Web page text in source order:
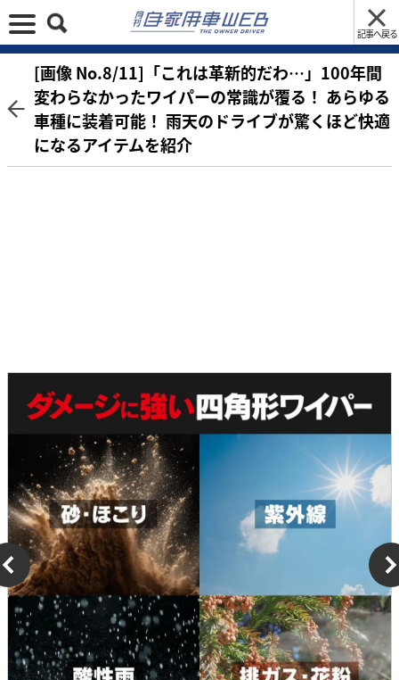
記事へ戻る
[画像 No.8/11]「これは革新的だわ…」100年間
変わらなかったワイパーの常識が覆る！ あらゆる
車種に装着可能！ 雨天のドライブが驚くほど快適
になるアイテムを紹介